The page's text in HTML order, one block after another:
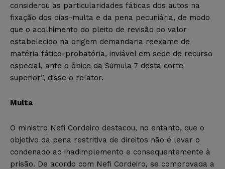
considerou as particularidades fáticas dos autos na
fixação dos dias-multa e da pena pecuniária, de modo
que o acolhimento do pleito de revisão do valor
estabelecido na origem demandaria reexame de
matéria fático-probatória, inviável em sede de recurso
especial, ante o óbice da Súmula 7 desta corte
superior”, disse o relator.
Multa
O ministro Nefi Cordeiro destacou, no entanto, que o
objetivo da pena restritiva de direitos não é levar o
condenado ao inadimplemento e consequentemente à
prisão. De acordo com Nefi Cordeiro, se comprovada a